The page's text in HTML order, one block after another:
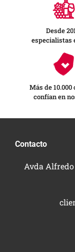
Desde
especialistas
Más de
confían en
Contacto
Avda